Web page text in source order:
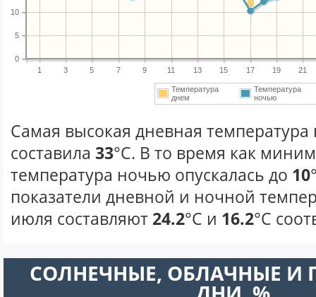
1 3 5 7 9 11 13 15 17 19 21
0
5
10
Температура
днем
Температура
ночью
Самая высокая дневная температура
составила 33°С. В то время как
температура ночью опускалась до 10
показатели дневной и ночной
июля составляют 24.2°С и 16.2°С
CОЛНЕЧНЫЕ, ОБЛАЧНЫЕ И